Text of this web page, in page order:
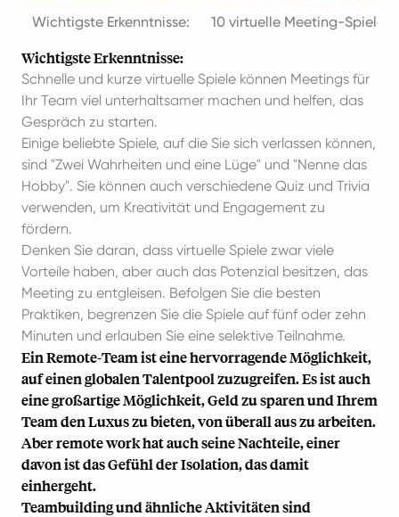
Wichtigste Erkenntnisse: 10 virtuelle Meeting-Spiele,
Wichtigste Erkenntnisse:
Schnelle und kurze virtuelle Spiele können Meetings für
Ihr Team viel unterhaltsamer machen und helfen, das
Gespräch zu starten.
Einige beliebte Spiele, auf die Sie sich verlassen können,
sind "Zwei Wahrheiten und eine Lüge" und "Nenne das
Hobby". Sie können auch verschiedene Quiz und Trivia
verwenden, um Kreativität und Engagement zu
fördern.
Denken Sie daran, dass virtuelle Spiele zwar viele
Vorteile haben, aber auch das Potenzial besitzen, das
Meeting zu entgleisen. Befolgen Sie die besten
Praktiken, begrenzen Sie die Spiele auf fünf oder zehn
Minuten und erlauben Sie eine selektive Teilnahme.
Ein Remote-Team ist eine hervorragende Möglichkeit,
auf einen globalen Talentpool zuzugreifen. Es ist auch
eine großartige Möglichkeit, Geld zu sparen und Ihrem
Team den Luxus zu bieten, von überall aus zu arbeiten.
Aberremote workhat auch seine Nachteile, einer
davon ist das Gefühl der Isolation, das damit
einhergeht.
Teambuilding und ähnliche Aktivitäten sind